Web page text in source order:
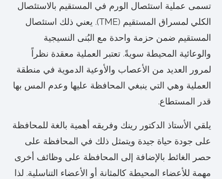
تسمى عملية استئصال الورم في المستقيم بالاستئصال
الكلي لمسراق المستقيم (TME). يعني ذلك استئصال
المستقيم ضمن حزمة واحدة مع البُنى النسيجية
والوعائية المحيطة سويةً. تعتبر العملية معقدة نظراً
لمرور العديد من الأعصاب والأوعية الدموية في منطقة
العملية وهي التي ينبغي المحافظة عليها وعدم المس بها
قدر المستطاع.
يلقي الأستاذ الدكتور رينك وفريقه أهمية بالغة للمحافظة
على جودة حياة جيدة ويتمثل ذلك في المحافظة على
حصر الغائط بالإضافة إلى المحافظة على وظائف أخرى
مهمة للأعضاء المحيطة كالمثانة أو الأعضاء التناسلية. لذا